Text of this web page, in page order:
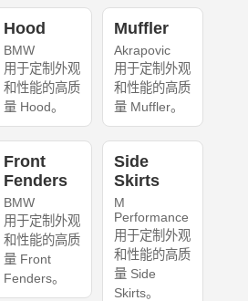
Hood
BMW
用于定制外观
和性能的高质
量 Hood。
Muffler
Akrapovic
用于定制外观
和性能的高质
量 Muffler。
Front
Fenders
BMW
用于定制外观
和性能的高质
量 Front
Fenders。
Side
Skirts
M
Performance
用于定制外观
和性能的高质
量 Side
Skirts。